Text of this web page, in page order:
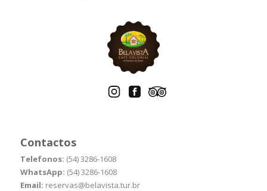
Contactos
Telefonos: (54) 3286-1608
WhatsApp: (54) 3286-1608
Email: reservas@belavista.tur.br